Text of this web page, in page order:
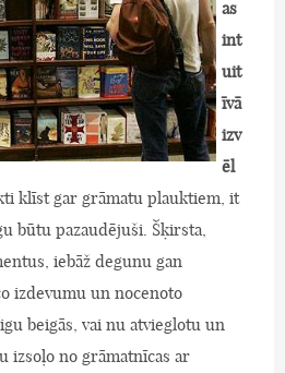
as
int
uit
īvā
izv
ēl
klīst gar grāmatu plauktiem, it
būtu pazaudējuši. Šķirsta,
iebāž degunu gan
izdevumu un nocenoto
beigās, vai nu atvieglotu un
izsoļo no grāmatnīcas ar